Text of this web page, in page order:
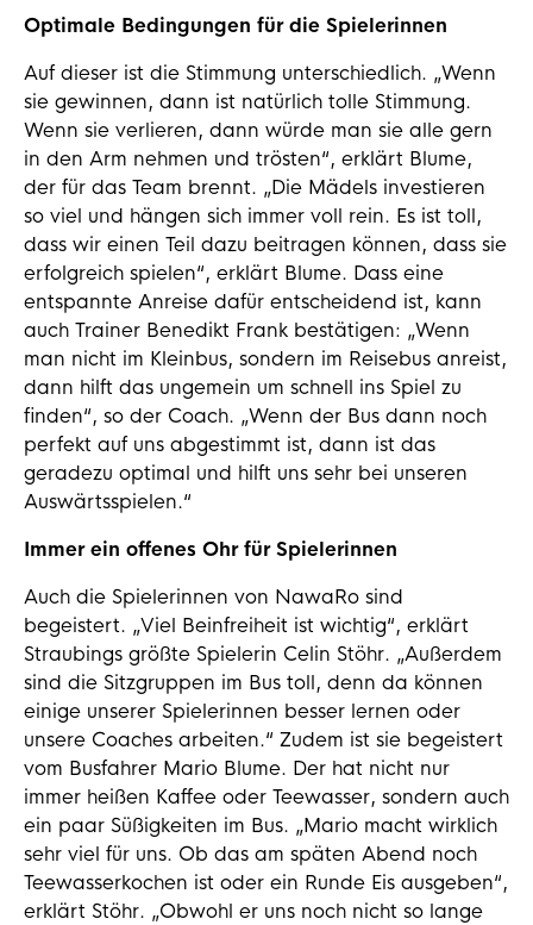
Optimale Bedingungen für die Spielerinnen
Auf dieser ist die Stimmung unterschiedlich. „Wenn
sie gewinnen, dann ist natürlich tolle Stimmung.
Wenn sie verlieren, dann würde man sie alle gern
in den Arm nehmen und trösten“, erklärt Blume,
der für das Team brennt. „Die Mädels investieren
so viel und hängen sich immer voll rein. Es ist toll,
dass wir einen Teil dazu beitragen können, dass sie
erfolgreich spielen“, erklärt Blume. Dass eine
entspannte Anreise dafür entscheidend ist, kann
auch Trainer Benedikt Frank bestätigen: „Wenn
man nicht im Kleinbus, sondern im Reisebus anreist,
dann hilft das ungemein um schnell ins Spiel zu
finden“, so der Coach. „Wenn der Bus dann noch
perfekt auf uns abgestimmt ist, dann ist das
geradezu optimal und hilft uns sehr bei unseren
Auswärtsspielen.“
Immer ein offenes Ohr für Spielerinnen
Auch die Spielerinnen von NawaRo sind
begeistert. „Viel Beinfreiheit ist wichtig“, erklärt
Straubings größte Spielerin Celin Stöhr. „Außerdem
sind die Sitzgruppen im Bus toll, denn da können
einige unserer Spielerinnen besser lernen oder
unsere Coaches arbeiten.“ Zudem ist sie begeistert
vom Busfahrer Mario Blume. Der hat nicht nur
immer heißen Kaffee oder Teewasser, sondern auch
ein paar Süßigkeiten im Bus. „Mario macht wirklich
sehr viel für uns. Ob das am späten Abend noch
Teewasserkochen ist oder ein Runde Eis ausgeben“,
erklärt Stöhr. „Obwohl er uns noch nicht so lange